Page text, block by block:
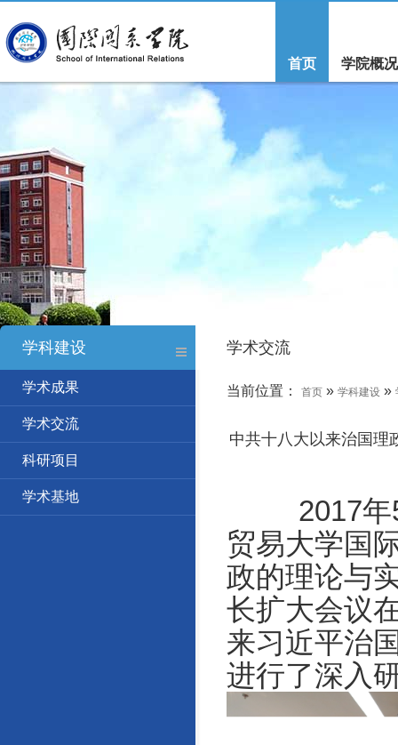
首页 学院概况
学科建设 学术交流
学术成果
学术交流
科研项目
学术基地
当前位置： 首页 » 学科建设 »
中共十八大以来治国理
2017年
贸易大学国
政的理论与
长扩大会议
来习近平治
进行了深入